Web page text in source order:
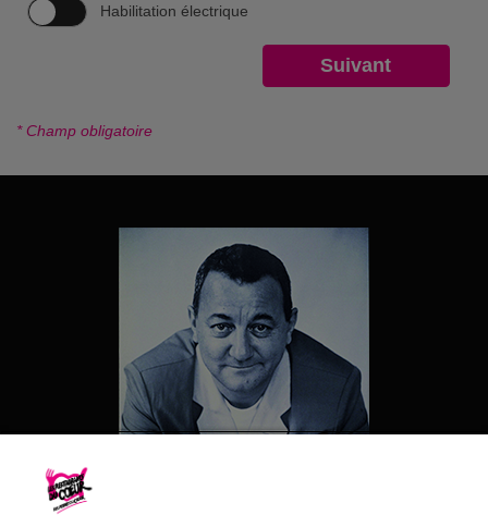
Habilitation électrique
* Champ obligatoire